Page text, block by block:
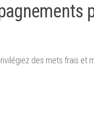
des mets frais et